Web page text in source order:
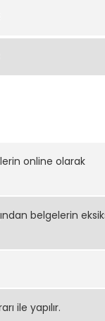
online olarak
belgelerin
ile yapılır.​